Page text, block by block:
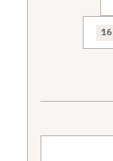
16